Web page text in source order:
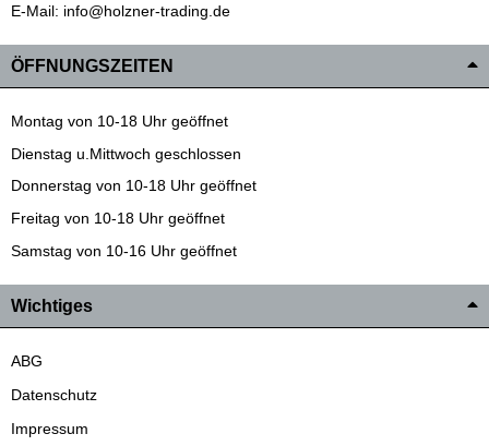
E-Mail: info@holzner-trading.de
ÖFFNUNGSZEITEN
Montag von 10-18 Uhr geöffnet
Dienstag u.Mittwoch geschlossen
Donnerstag von 10-18 Uhr geöffnet
Freitag von 10-18 Uhr geöffnet
Samstag von 10-16 Uhr geöffnet
Wichtiges
ABG
Datenschutz
Impressum